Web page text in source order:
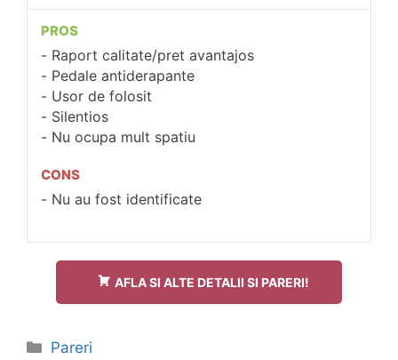
PROS
Raport calitate/pret avantajos
Pedale antiderapante
Usor de folosit
Silentios
Nu ocupa mult spatiu
CONS
Nu au fost identificate
AFLA SI ALTE DETALII SI PARERI!
Categorii
Pareri